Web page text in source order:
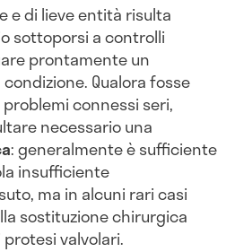
e di lieve entità risulta
sottoporsi a controlli
prontamente un
Qualora fosse
connessi seri,
necessario una
: generalmente è sufficiente
insufficiente
ma in alcuni rari casi
sostituzione chirurgica
protesi valvolari.